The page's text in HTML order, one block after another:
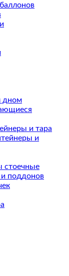
дном
и тара
и
стоечные
поддонов